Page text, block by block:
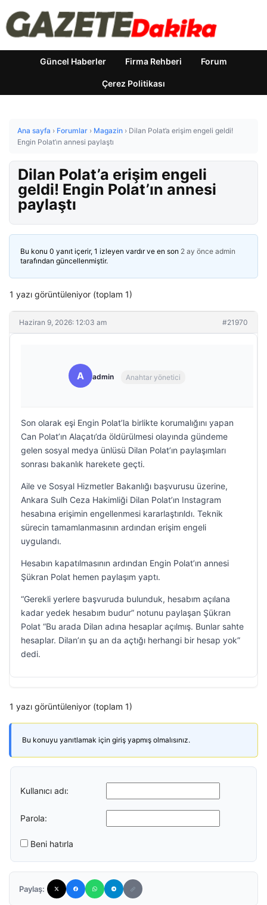
Güncel Haberler Firma Rehberi Forum
Çerez Politikası
Ana sayfa › Forumlar › Magazin › Dilan Polat’a erişim engeli geldi!
Engin Polat’ın annesi paylaştı
Dilan Polat’a erişim engeli
geldi! Engin Polat’ın annesi
paylaştı
Bu konu 0 yanıt içerir, 1 izleyen vardır ve en son 2 ay önce admin
tarafından güncellenmiştir.
1 yazı görüntüleniyor (toplam 1)
Haziran 9, 2026: 12:03 am #21970
A admin Anahtar yönetici
Son olarak eşi Engin Polat’la birlikte korumalığını yapan
Can Polat’ın Alaçatı’da öldürülmesi olayında gündeme
gelen sosyal medya ünlüsü Dilan Polat’ın paylaşımları
sonrası bakanlık harekete geçti.
Aile ve Sosyal Hizmetler Bakanlığı başvurusu üzerine,
Ankara Sulh Ceza Hakimliği Dilan Polat’ın Instagram
hesabına erişimin engellenmesi kararlaştırıldı. Teknik
sürecin tamamlanmasının ardından erişim engeli
uygulandı.
Hesabın kapatılmasının ardından Engin Polat’ın annesi
Şükran Polat hemen paylaşım yaptı.
“Gerekli yerlere başvuruda bulunduk, hesabım açılana
kadar yedek hesabım budur” notunu paylaşan Şükran
Polat “Bu arada Dilan adına hesaplar açılmış. Bunlar sahte
hesaplar. Dilan’ın şu an da açtığı herhangi bir hesap yok”
dedi.
1 yazı görüntüleniyor (toplam 1)
Bu konuyu yanıtlamak için giriş yapmış olmalısınız.
Kullanıcı adı:
Parola:
Beni hatırla
Paylaş: